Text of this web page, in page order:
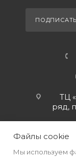
ТЦ
ряд,
Файлы cookie
Мы используем